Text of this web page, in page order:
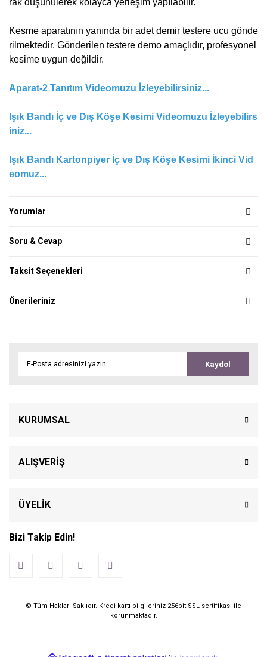
rak düşünülerek kolayca yerleşim yapılabilir.
Kesme aparatının yanında bir adet demir testere ucu gönde
rilmektedir. Gönderilen testere demo amaçlıdır, profesyonel
kesime uygun değildir.
Aparat-2 Tanıtım Videomuzu İzleyebilirsiniz...
Işık Bandı İç ve Dış Köşe Kesimi Videomuzu İzleyebilirs
iniz...
Işık Bandı Kartonpiyer İç ve Dış Köşe Kesimi İkinci Vid
eomuz...
Yorumlar
Soru & Cevap
Taksit Seçenekleri
Önerileriniz
Kaydol
KURUMSAL
ALIŞVERİŞ
ÜYELİK
Bizi Takip Edin!
© Tüm Hakları Saklıdır. Kredi kartı bilgileriniz 256bit SSL sertifikası ile
korunmaktadır.